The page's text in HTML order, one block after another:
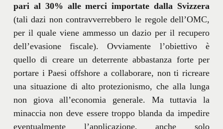
pari al 30% alle merci importate dalla Svizzera
(tali dazi non contravverrebbero le regole dell’OMC,
per il quale viene ammesso un dazio per il recupero
dell’evasione fiscale). Ovviamente l’obiettivo è
quello di creare un deterrente abbastanza forte per
portare i Paesi offshore a collaborare, non ti ricreare
una situazione di alto protezionismo, che alla lunga
non giova all’economia generale. Ma tuttavia la
minaccia non deve essere troppo blanda da impedire
eventualmente l’applicazione, anche solo